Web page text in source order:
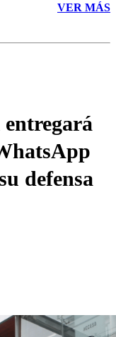
VER MÁS
defensa